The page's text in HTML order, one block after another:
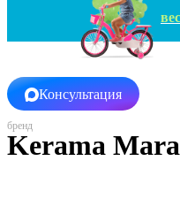
Консультация
Kerama